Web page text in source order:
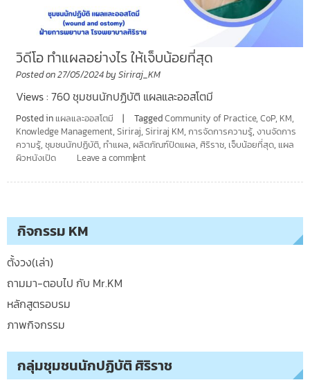
วิดีโอ ทำแผลอย่างไร ให้เจ็บน้อยที่สุด
Posted on27/05/2024by Siriraj_KM
Views : 760 ชุมชนนักปฏิบัติ แผลและออสโตมี
Posted in แผลและออสโตมี TaggedCommunity of Practice, CoP, KM,
Knowledge Management, Siriraj, Siriraj KM, การจัดการความรู้, งานจัดการ
ความรู้, ชุมชนนักปฏิบัติ, ทำแผล, ผลิตภัณฑ์ปิดแผล, ศิริราช, เจ็บน้อยที่สุด, แผล
ผิวหนังเปิด
Leave a comment
กิจกรรม KM
ตั้งวง(เล่า)
ถามมา-ตอบไป กับ Mr.KM
หลักสูตรอบรม
ภาพกิจกรรม
กลุ่มชุมชนนักปฏิบัติ ศิริราช